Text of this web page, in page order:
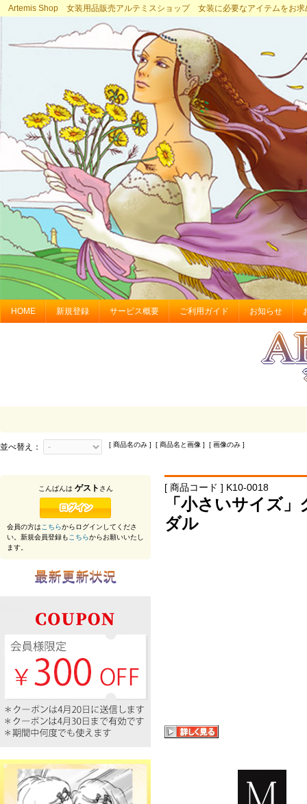
Artemis Shop 女装用品販売アルテミスショップ 女装に必要なアイテムをお求
HOME 新規登録 サービス概要 ご利用ガイド お知らせ
並べ替え： [ 商品名のみ ] [ 商品名と画像 ] [ 画像のみ ]
[ 商品コード ] K10-0018
「小さいサイズ
ダル
こんばんは ゲスト さん
会員の方はこちらからログインしてくださ
い。新規会員登録もこちらからお願いいたし
ます。